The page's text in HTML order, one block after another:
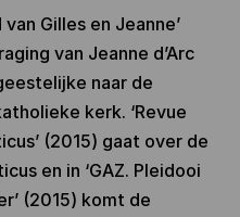
Gilles en Jeanne’
van Jeanne d’Arc
naar de
kerk. ‘Revue
(2015) gaat over de
en in ‘GAZ. Pleidooi
(2015) komt de